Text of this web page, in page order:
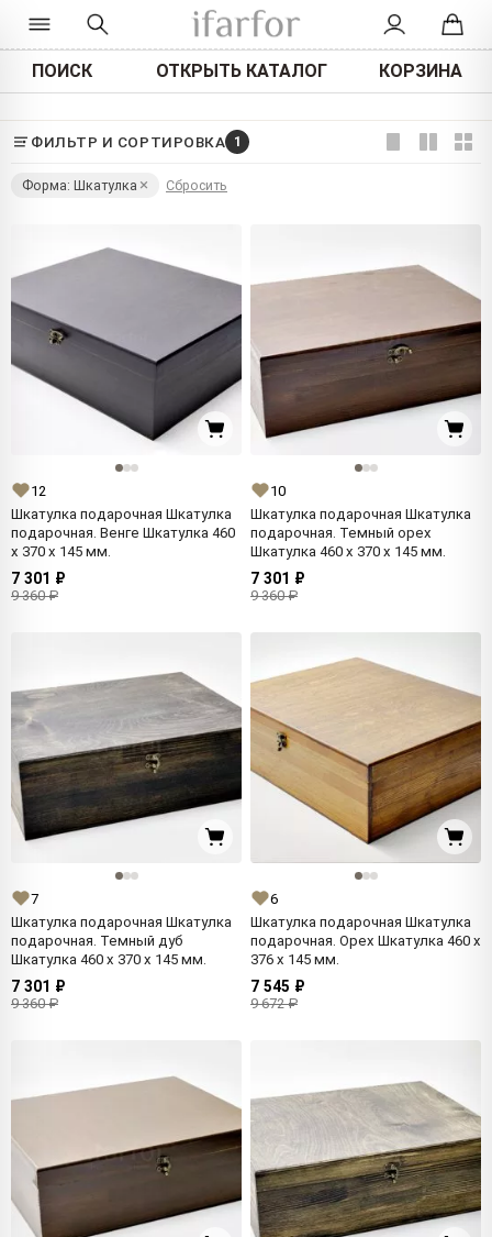
ПОИСК ОТКРЫТЬ КАТАЛОГ КОРЗИНА
ФИЛЬТР И СОРТИРОВКА 1
Форма: Шкатулка Сбросить
12
Шкатулка подарочная Шкатулка
подарочная. Венге Шкатулка 460
x 370 x 145 мм.
7 301 ₽
9 360 ₽
10
Шкатулка подарочная Шкатулка
подарочная. Темный орех
Шкатулка 460 x 370 x 145 мм.
7 301 ₽
9 360 ₽
7
Шкатулка подарочная Шкатулка
подарочная. Темный дуб
Шкатулка 460 x 370 x 145 мм.
7 301 ₽
9 360 ₽
6
Шкатулка подарочная Шкатулка
подарочная. Орех Шкатулка 460 x
376 x 145 мм.
7 545 ₽
9 672 ₽